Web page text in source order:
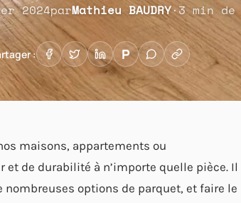
2024parMathieu BAUDRY·3min de
: P
maisons, appartements ou
et de durabilité à n’importe quelle pièce. Il
options de parquet, et faire le